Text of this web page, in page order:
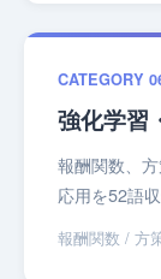
CATEGORY
強化学習
報酬関数、
応用を52語
報酬関数 / 方